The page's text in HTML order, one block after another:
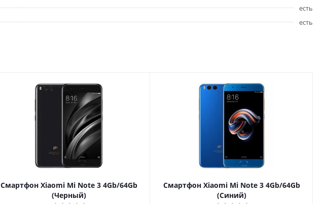
есть
есть
Смартфон Xiaomi Mi Note 3 4Gb/64Gb
(Черный)
Смартфон Xiaomi Mi Note 3 4Gb/64Gb
(Синий)